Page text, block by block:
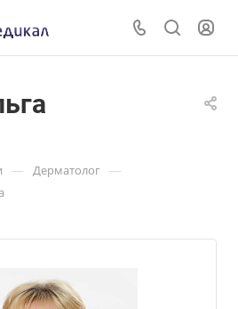
— Дерматолог —